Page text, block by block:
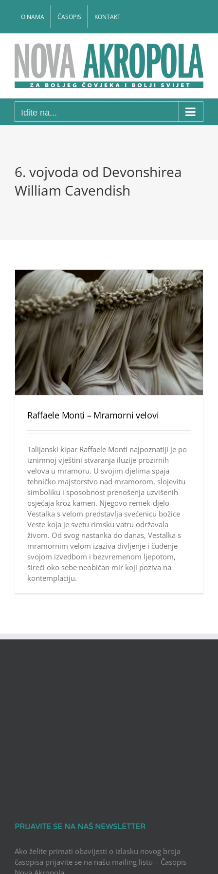
O NAMA ČASOPIS KONTAKT
Idite na...
6. vojvoda od Devonshirea
William Cavendish
Raffaele Monti – Mramorni velovi
Talijanski kipar Raffaele Monti najpoznatiji je po
iznimnoj vještini stvaranja iluzije prozirnih
velova u mramoru. U svojim djelima spaja
tehničko majstorstvo nad mramorom, slojevitu
simboliku i sposobnost prenošenja uzvišenih
osjećaja kroz kamen. Njegovo remek-djelo
Vestalka s velom predstavlja svećenicu božice
Veste koja je svetu rimsku vatru održavala
živom. Od svog nastanka do danas, Vestalka s
mramornim velom izaziva divljenje i čuđenje
svojom izvedbom i bezvremenom ljepotom,
šireći oko sebe neobičan mir koji poziva na
kontemplaciju.
PRIJAVITE SE NA NAŠ NEWSLETTER
Ako želite primati obavijesti o izlasku novog broja
časopisa prijavite se na našu mailing listu – Časopis